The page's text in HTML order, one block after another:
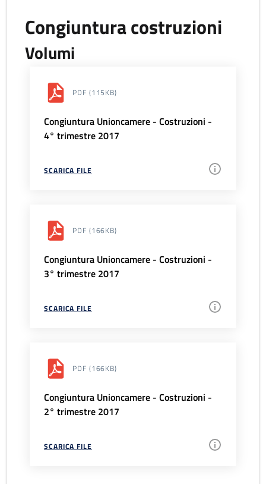
Congiuntura costruzioni
Volumi
PDF (115KB)
Congiuntura Unioncamere - Costruzioni -
4° trimestre 2017
SCARICA FILE
PDF (166KB)
Congiuntura Unioncamere - Costruzioni -
3° trimestre 2017
SCARICA FILE
PDF (166KB)
Congiuntura Unioncamere - Costruzioni -
2° trimestre 2017
SCARICA FILE